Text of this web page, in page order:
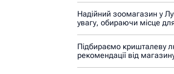
Надійний зоомагазин у
увагу, обираючи місце
Підбираємо кришталеву
рекомендації від